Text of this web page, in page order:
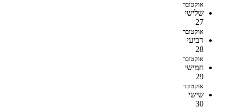
אוקטובר
שלישי
27
אוקטובר
רביעי
28
אוקטובר
חמישי
29
אוקטובר
שישי
30